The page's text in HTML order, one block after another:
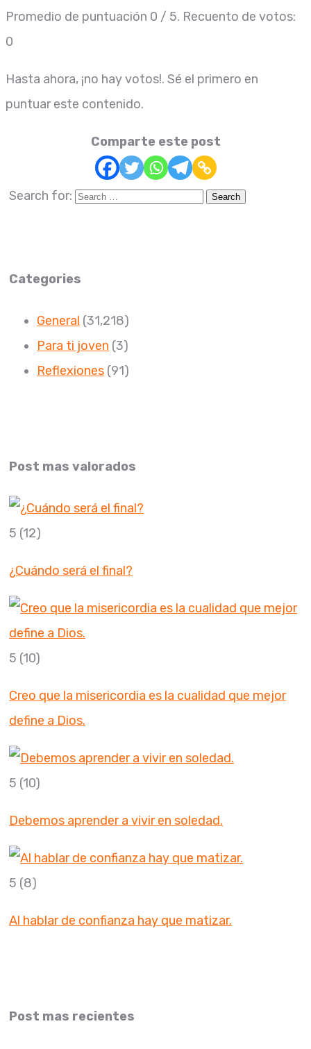
Promedio de puntuación 0 / 5. Recuento de votos:
0
Hasta ahora, ¡no hay votos!. Sé el primero en
puntuar este contenido.
Comparte este post
Search for:
Categories
General (31,218)
Para ti joven (3)
Reflexiones (91)
Post mas valorados
5 (12)
¿Cuándo será el final?
5 (10)
Creo que la misericordia es la cualidad que mejor
define a Dios.
5 (10)
Debemos aprender a vivir en soledad.
5 (8)
Al hablar de confianza hay que matizar.
Post mas recientes